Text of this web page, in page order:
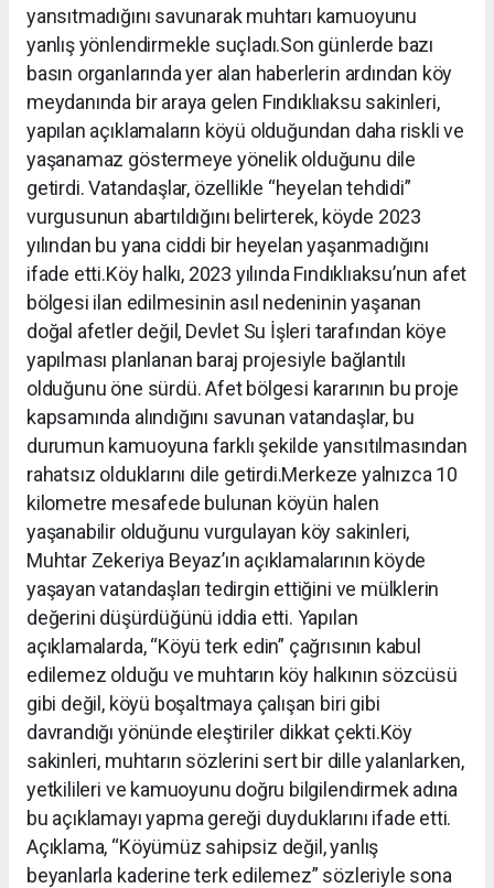
yansıtmadığını savunarak muhtarı kamuoyunu
yanlış yönlendirmekle suçladı.Son günlerde bazı
basın organlarında yer alan haberlerin ardından köy
meydanında bir araya gelen Fındıklıaksu sakinleri,
yapılan açıklamaların köyü olduğundan daha riskli ve
yaşanamaz göstermeye yönelik olduğunu dile
getirdi. Vatandaşlar, özellikle “heyelan tehdidi”
vurgusunun abartıldığını belirterek, köyde 2023
yılından bu yana ciddi bir heyelan yaşanmadığını
ifade etti.Köy halkı, 2023 yılında Fındıklıaksu’nun afet
bölgesi ilan edilmesinin asıl nedeninin yaşanan
doğal afetler değil, Devlet Su İşleri tarafından köye
yapılması planlanan baraj projesiyle bağlantılı
olduğunu öne sürdü. Afet bölgesi kararının bu proje
kapsamında alındığını savunan vatandaşlar, bu
durumun kamuoyuna farklı şekilde yansıtılmasından
rahatsız olduklarını dile getirdi.Merkeze yalnızca 10
kilometre mesafede bulunan köyün halen
yaşanabilir olduğunu vurgulayan köy sakinleri,
Muhtar Zekeriya Beyaz’ın açıklamalarının köyde
yaşayan vatandaşları tedirgin ettiğini ve mülklerin
değerini düşürdüğünü iddia etti. Yapılan
açıklamalarda, “Köyü terk edin” çağrısının kabul
edilemez olduğu ve muhtarın köy halkının sözcüsü
gibi değil, köyü boşaltmaya çalışan biri gibi
davrandığı yönünde eleştiriler dikkat çekti.Köy
sakinleri, muhtarın sözlerini sert bir dille yalanlarken,
yetkilileri ve kamuoyunu doğru bilgilendirmek adına
bu açıklamayı yapma gereği duyduklarını ifade etti.
Açıklama, “Köyümüz sahipsiz değil, yanlış
beyanlarla kaderine terk edilemez” sözleriyle sona